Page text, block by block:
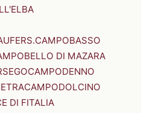
CAMPOBASSO
DI MAZARA
CAMPODENNO
CAMPODOLCINO
DI FITALIA